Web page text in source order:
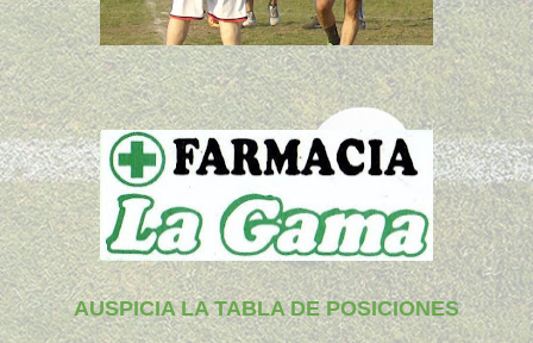
AUSPICIA LA TABLA DE POSICIONES